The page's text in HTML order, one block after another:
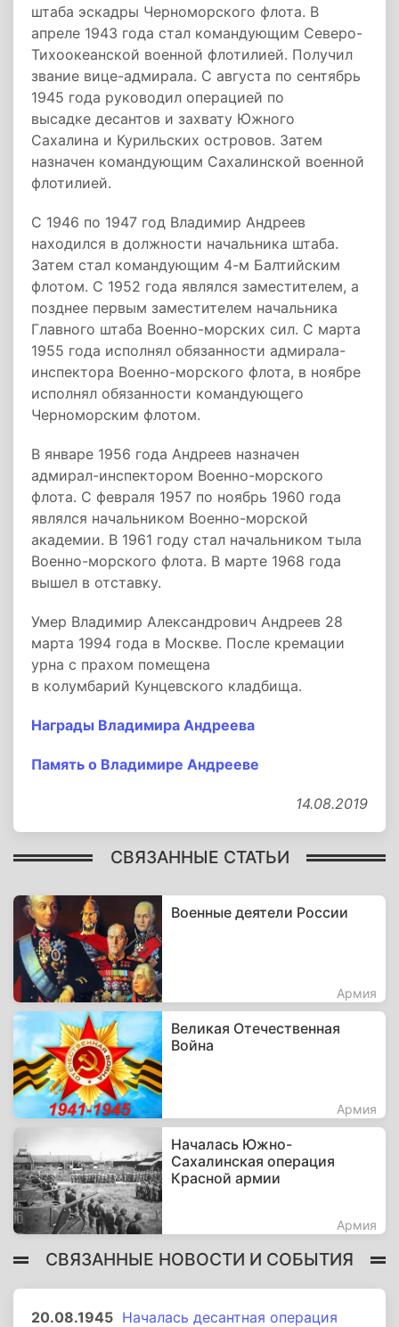
штаба эскадры Черноморского флота. В
апреле 1943 года стал командующим Северо-
Тихоокеанской военной флотилией. Получил
звание вице-адмирала. С августа по сентябрь
1945 года руководил операцией по
высадке десантов и захвату Южного
Сахалина и Курильских островов. Затем
назначен командующим Сахалинской военной
флотилией.
С 1946 по 1947 год Владимир Андреев
находился в должности начальника штаба.
Затем стал командующим 4-м Балтийским
флотом. С 1952 года являлся заместителем, а
позднее первым заместителем начальника
Главного штаба Военно-морских сил. С марта
1955 года исполнял обязанности адмирала-
инспектора Военно-морского флота, в ноябре
исполнял обязанности командующего
Черноморским флотом.
В январе 1956 года Андреев назначен
адмирал-инспектором Военно-морского
флота. С февраля 1957 по ноябрь 1960 года
являлся начальником Военно-морской
академии. В 1961 году стал начальником тыла
Военно-морского флота. В марте 1968 года
вышел в отставку.
Умер Владимир Александрович Андреев 28
марта 1994 года в Москве. После кремации
урна с прахом помещена
в колумбарий Кунцевского кладбища.
Награды Владимира Андреева
Память о Владимире Андрееве
14.08.2019
СВЯЗАННЫЕ СТАТЬИ
Военные деятели России
Армия
Великая Отечественная
Война
Армия
Началась Южно-
Сахалинская операция
Красной армии
Армия
СВЯЗАННЫЕ НОВОСТИ И СОБЫТИЯ
20.08.1945 Началась десантная операция